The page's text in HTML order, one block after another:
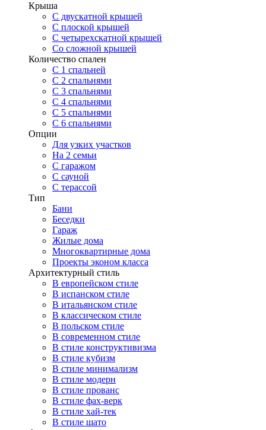
Крыша
С двускатной крышей
С плоской крышей
С четырехскатной крышей
Со сложной крышей
Количество спален
С 1 спальней
С 2 спальнями
С 3 спальнями
С 4 спальнями
С 5 спальнями
С 6 спальнями
Опции
Для узких участков
На 2 семьи
С гаражом
С сауной
С терассой
Тип
Бани
Беседки
Гараж
Жилые дома
Многоквартирные дома
Проекты эконом класса
Архитектурный стиль
В европейском стиле
В испанском стиле
В итальянском стиле
В классическом стиле
В польском стиле
В современном стиле
В стиле конструктивизма
В стиле кубизм
В стиле минимализм
В стиле модерн
В стиле прованс
В стиле фах-верк
В стиле хай-тек
В стиле шато